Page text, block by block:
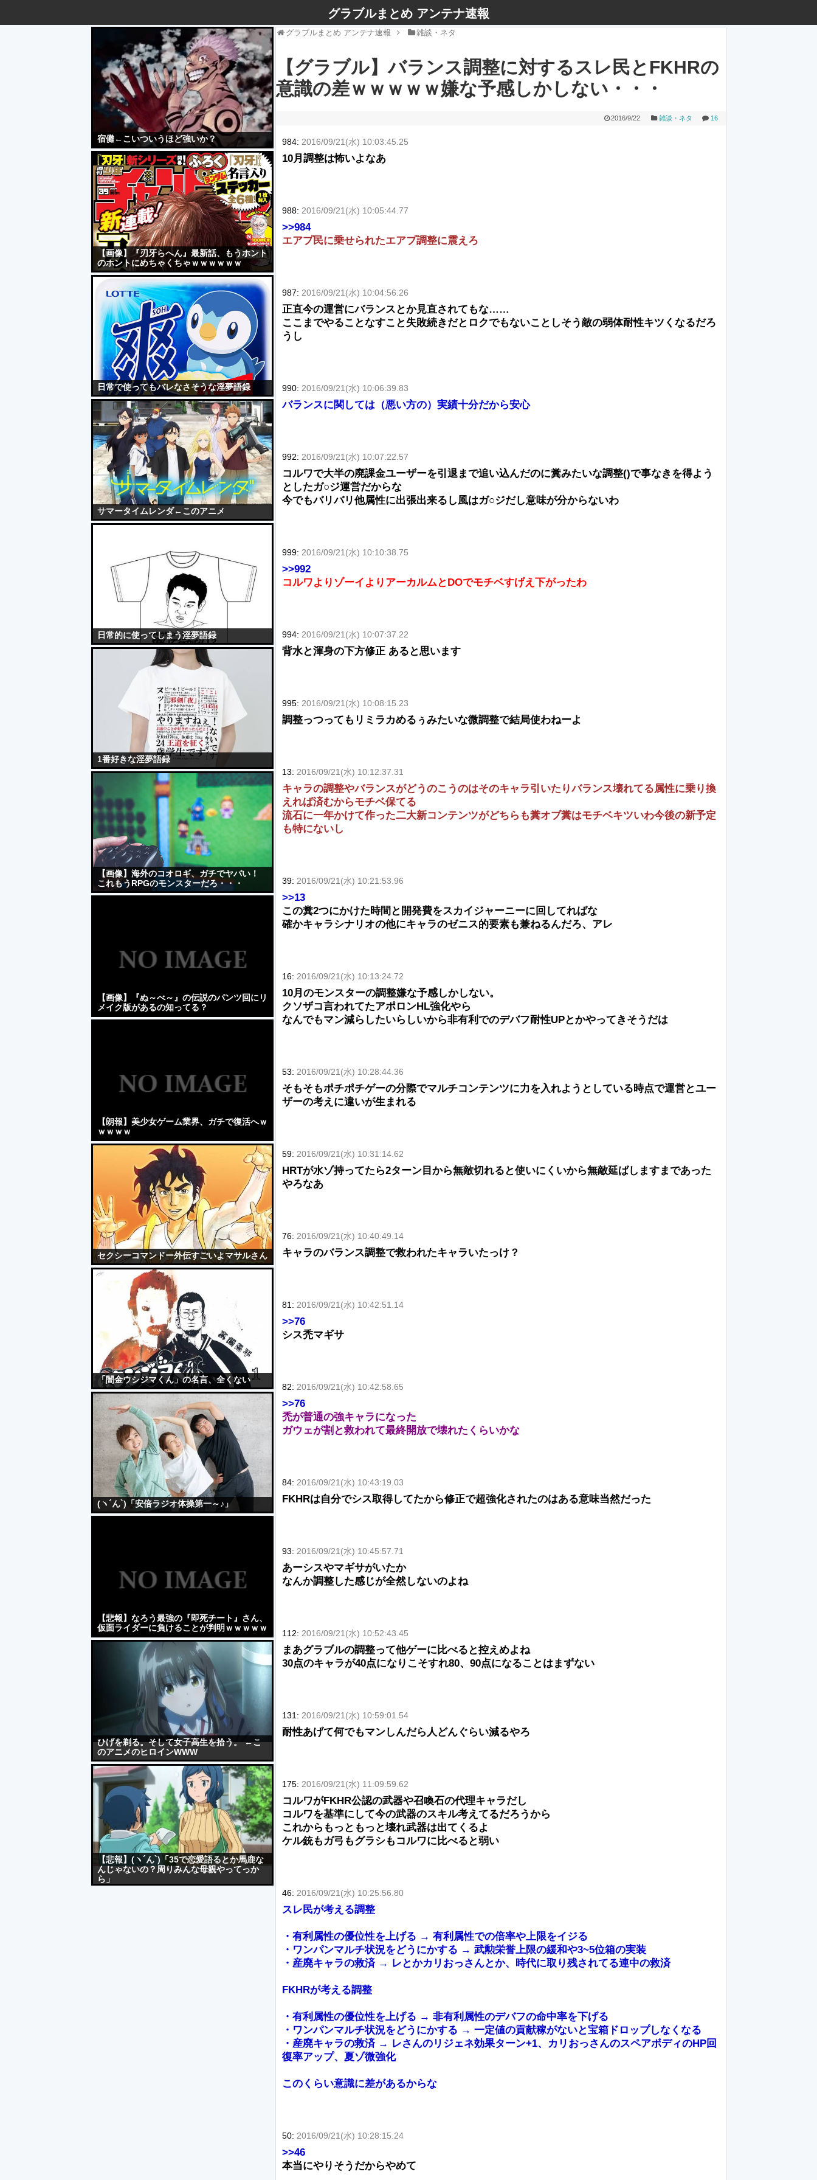
グラブルまとめ アンテナ速報
グラブルまとめ アンテナ速報 雑談・ネタ
【グラブル】バランス調整に対するスレ民とFKHRの
意識の差ｗｗｗｗｗ嫌な予感しかしない・・・
2016/9/22 雑談・ネタ 16
984: 2016/09/21(水) 10:03:45.25
10月調整は怖いよなあ
988: 2016/09/21(水) 10:05:44.77
>>984
エアプ民に乗せられたエアプ調整に震えろ
987: 2016/09/21(水) 10:04:56.26
正直今の運営にバランスとか見直されてもな……
ここまでやることなすこと失敗続きだとロクでもないことしそう敵の弱体耐性キツくなるだろ
うし
990: 2016/09/21(水) 10:06:39.83
バランスに関しては（悪い方の）実績十分だから安心
992: 2016/09/21(水) 10:07:22.57
コルワで大半の廃課金ユーザーを引退まで追い込んだのに糞みたいな調整()で事なきを得よう
としたガ○ジ運営だからな
今でもバリバリ他属性に出張出来るし風はガ○ジだし意味が分からないわ
999: 2016/09/21(水) 10:10:38.75
>>992
コルワよりゾーイよりアーカルムとDOでモチベすげえ下がったわ
994: 2016/09/21(水) 10:07:37.22
背水と渾身の下方修正 あると思います
995: 2016/09/21(水) 10:08:15.23
調整っつってもリミラカめるぅみたいな微調整で結局使わねーよ
13: 2016/09/21(水) 10:12:37.31
キャラの調整やバランスがどうのこうのはそのキャラ引いたりバランス壊れてる属性に乗り換
えれば済むからモチベ保てる
流石に一年かけて作った二大新コンテンツがどちらも糞オブ糞はモチベキツいわ今後の新予定
も特にないし
39: 2016/09/21(水) 10:21:53.96
>>13
この糞2つにかけた時間と開発費をスカイジャーニーに回してればな
確かキャラシナリオの他にキャラのゼニス的要素も兼ねるんだろ、アレ
16: 2016/09/21(水) 10:13:24.72
10月のモンスターの調整嫌な予感しかしない。
クソザコ言われてたアポロンHL強化やら
なんでもマン減らしたいらしいから非有利でのデバフ耐性UPとかやってきそうだは
53: 2016/09/21(水) 10:28:44.36
そもそもポチポチゲーの分際でマルチコンテンツに力を入れようとしている時点で運営とユー
ザーの考えに違いが生まれる
59: 2016/09/21(水) 10:31:14.62
HRTが水ゾ持ってたら2ターン目から無敵切れると使いにくいから無敵延ばしますまであった
やろなあ
76: 2016/09/21(水) 10:40:49.14
キャラのバランス調整で救われたキャラいたっけ？
81: 2016/09/21(水) 10:42:51.14
>>76
シス禿マギサ
82: 2016/09/21(水) 10:42:58.65
>>76
禿が普通の強キャラになった
ガウェが割と救われて最終開放で壊れたくらいかな
84: 2016/09/21(水) 10:43:19.03
FKHRは自分でシス取得してたから修正で超強化されたのはある意味当然だった
93: 2016/09/21(水) 10:45:57.71
あーシスやマギサがいたか
なんか調整した感じが全然しないのよね
112: 2016/09/21(水) 10:52:43.45
まあグラブルの調整って他ゲーに比べると控えめよね
30点のキャラが40点になりこそすれ80、90点になることはまずない
131: 2016/09/21(水) 10:59:01.54
耐性あげて何でもマンしんだら人どんぐらい減るやろ
175: 2016/09/21(水) 11:09:59.62
コルワがFKHR公認の武器や召喚石の代理キャラだし
コルワを基準にして今の武器のスキル考えてるだろうから
これからもっともっと壊れ武器は出てくるよ
ケル銃もガ弓もグラシもコルワに比べると弱い
46: 2016/09/21(水) 10:25:56.80
スレ民が考える調整
・有利属性の優位性を上げる → 有利属性での倍率や上限をイジる
・ワンパンマルチ状況をどうにかする → 武勲栄誉上限の緩和や3~5位箱の実装
・産廃キャラの救済 → レとかカリおっさんとか、時代に取り残されてる連中の救済
FKHRが考える調整
・有利属性の優位性を上げる → 非有利属性のデバフの命中率を下げる
・ワンパンマルチ状況をどうにかする → 一定値の貢献稼がないと宝箱ドロップしなくなる
・産廃キャラの救済 → レさんのリジェネ効果ターン+1、カリおっさんのスペアボディのHP回
復率アップ、夏ゾ微強化
このくらい意識に差があるからな
50: 2016/09/21(水) 10:28:15.24
>>46
本当にやりそうだからやめて
宿儺←こいついうほど強いか？
【画像】『刃牙らへん』最新話、もうホント
のホントにめちゃくちゃｗｗｗｗｗｗ
日常で使ってもバレなさそうな淫夢語録
サマータイムレンダ←このアニメ
日常的に使ってしまう淫夢語録
1番好きな淫夢語録
【画像】海外のコオロギ、ガチでヤバい！
これもうRPGのモンスターだろ・・・
【画像】『ぬ～べ～』の伝説のパンツ回にリ
メイク版があるの知ってる？
【朗報】美少女ゲーム業界、ガチで復活へｗ
ｗｗｗｗ
セクシーコマンドー外伝すごいよマサルさん
「闇金ウシジマくん」の名言、全くない
(ヽ´ん`)「安倍ラジオ体操第一～♪」
【悲報】なろう最強の『即死チート』さん、
仮面ライダーに負けることが判明ｗｗｗｗｗ
ひげを剃る。そして女子高生を拾う。 ←こ
のアニメのヒロインWWW
【悲報】(ヽ´ん`)「35で恋愛語るとか馬鹿な
んじゃないの？周りみんな母親やってっか
ら」